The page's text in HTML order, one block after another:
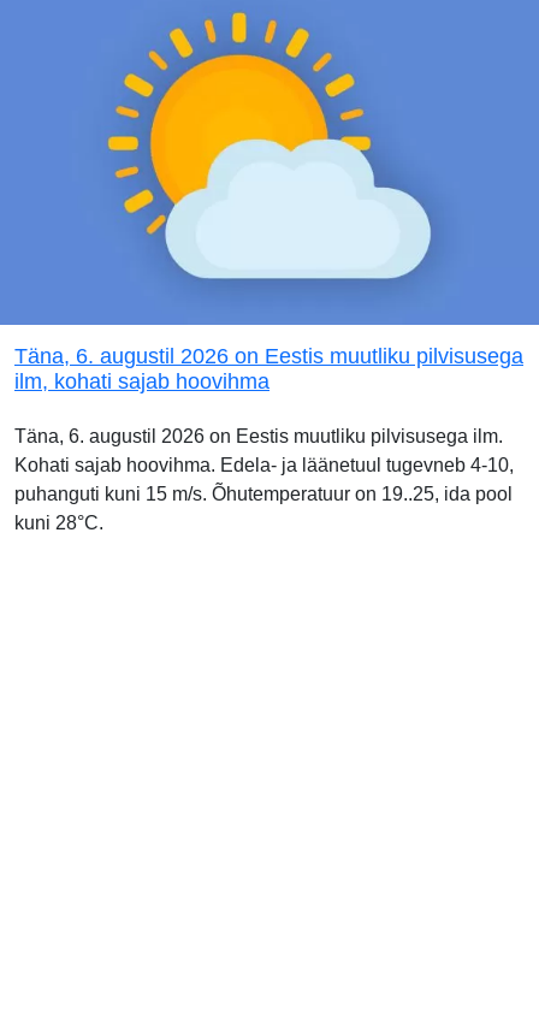
Täna, 6. augustil 2026 on Eestis muutliku pilvisusega
ilm, kohati sajab hoovihma
Täna, 6. augustil 2026 on Eestis muutliku pilvisusega ilm.
Kohati sajab hoovihma. Edela- ja läänetuul tugevneb 4-10,
puhanguti kuni 15 m/s. Õhutemperatuur on 19..25, ida pool
kuni 28°C.